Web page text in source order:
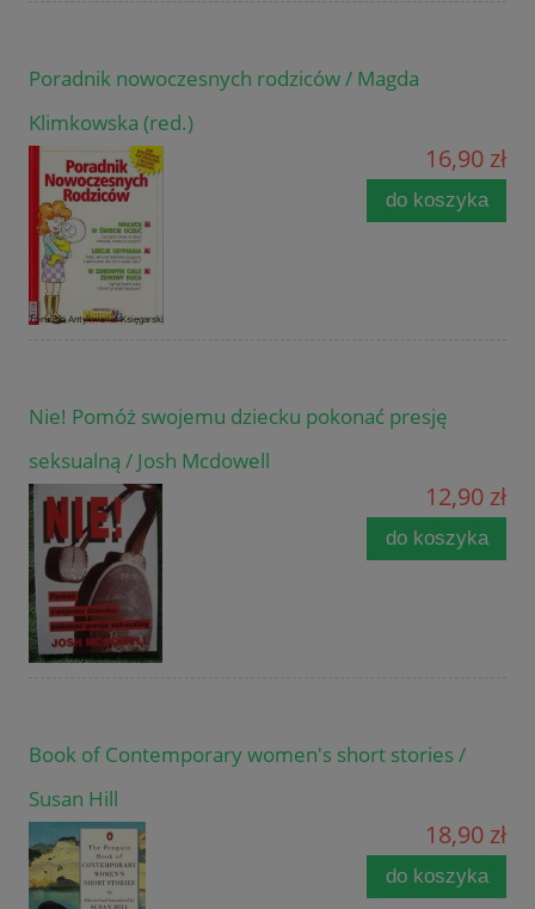
Poradnik nowoczesnych rodziców / Magda
Klimkowska (red.)
16,90 zł
do koszyka
Nie! Pomóż swojemu dziecku pokonać presję
seksualną / Josh Mcdowell
12,90 zł
do koszyka
Book of Contemporary women's short stories /
Susan Hill
18,90 zł
do koszyka